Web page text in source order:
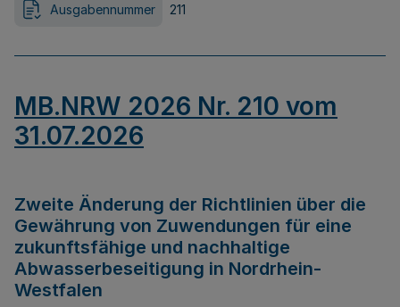
Ausgabennummer 211
MB.NRW 2026 Nr. 210 vom
31.07.2026
Zweite Änderung der Richtlinien über die
Gewährung von Zuwendungen für eine
zukunftsfähige und nachhaltige
Abwasserbeseitigung in Nordrhein-
Westfalen